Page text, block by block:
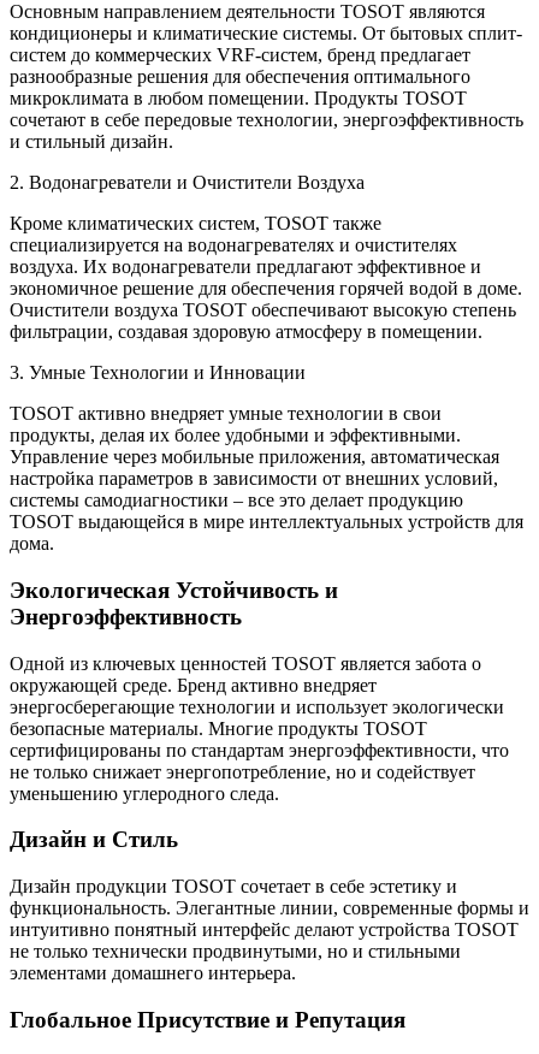
Основным направлением деятельности TOSOT являются
кондиционеры и климатические системы. От бытовых сплит-
систем до коммерческих VRF-систем, бренд предлагает
разнообразные решения для обеспечения оптимального
микроклимата в любом помещении. Продукты TOSOT
сочетают в себе передовые технологии, энергоэффективность
и стильный дизайн.
2. Водонагреватели и Очистители Воздуха
Кроме климатических систем, TOSOT также
специализируется на водонагревателях и очистителях
воздуха. Их водонагреватели предлагают эффективное и
экономичное решение для обеспечения горячей водой в доме.
Очистители воздуха TOSOT обеспечивают высокую степень
фильтрации, создавая здоровую атмосферу в помещении.
3. Умные Технологии и Инновации
TOSOT активно внедряет умные технологии в свои
продукты, делая их более удобными и эффективными.
Управление через мобильные приложения, автоматическая
настройка параметров в зависимости от внешних условий,
системы самодиагностики – все это делает продукцию
TOSOT выдающейся в мире интеллектуальных устройств для
дома.
Экологическая Устойчивость и
Энергоэффективность
Одной из ключевых ценностей TOSOT является забота о
окружающей среде. Бренд активно внедряет
энергосберегающие технологии и использует экологически
безопасные материалы. Многие продукты TOSOT
сертифицированы по стандартам энергоэффективности, что
не только снижает энергопотребление, но и содействует
уменьшению углеродного следа.
Дизайн и Стиль
Дизайн продукции TOSOT сочетает в себе эстетику и
функциональность. Элегантные линии, современные формы и
интуитивно понятный интерфейс делают устройства TOSOT
не только технически продвинутыми, но и стильными
элементами домашнего интерьера.
Глобальное Присутствие и Репутация